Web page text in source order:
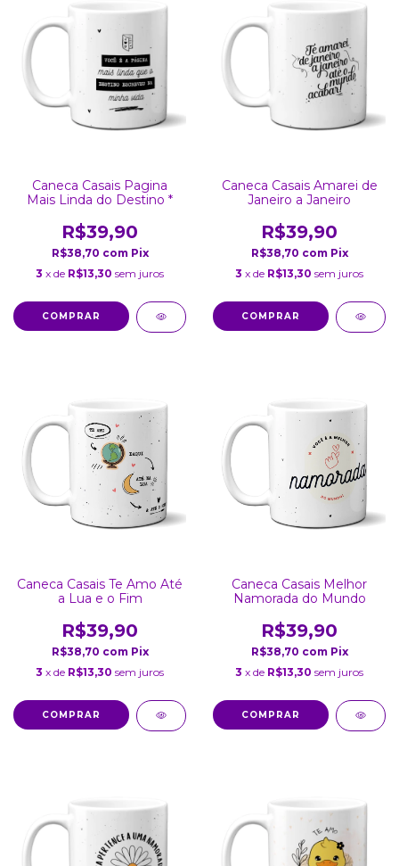
Caneca Casais Pagina
Mais Linda do Destino *
R$39,90
R$38,70 com Pix
3 x de R$13,30 sem juros
COMPRAR
Caneca Casais Amarei de
Janeiro a Janeiro
R$39,90
R$38,70 com Pix
3 x de R$13,30 sem juros
COMPRAR
Caneca Casais Te Amo Até
a Lua e o Fim
R$39,90
R$38,70 com Pix
3 x de R$13,30 sem juros
COMPRAR
Caneca Casais Melhor
Namorada do Mundo
R$39,90
R$38,70 com Pix
3 x de R$13,30 sem juros
COMPRAR